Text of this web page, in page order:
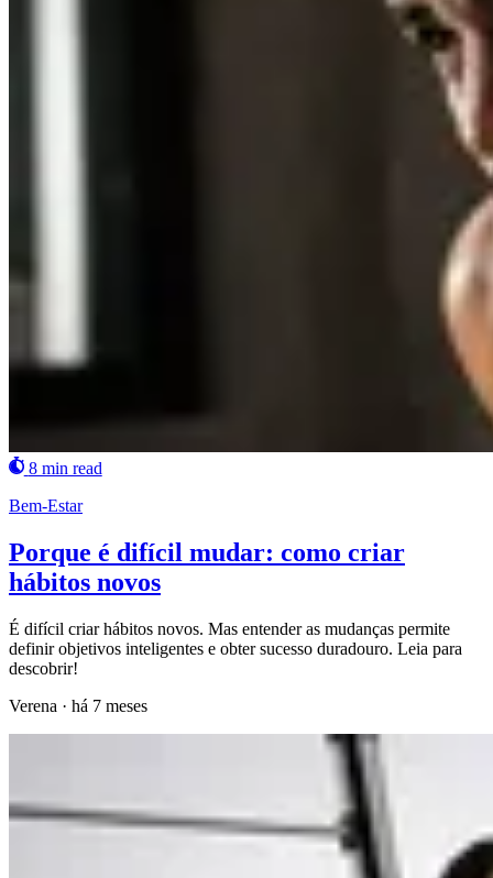
8 min read
Bem-Estar
Porque é difícil mudar: como criar
hábitos novos
É difícil criar hábitos novos. Mas entender as mudanças permite
definir objetivos inteligentes e obter sucesso duradouro. Leia para
descobrir!
Verena · há 7 meses